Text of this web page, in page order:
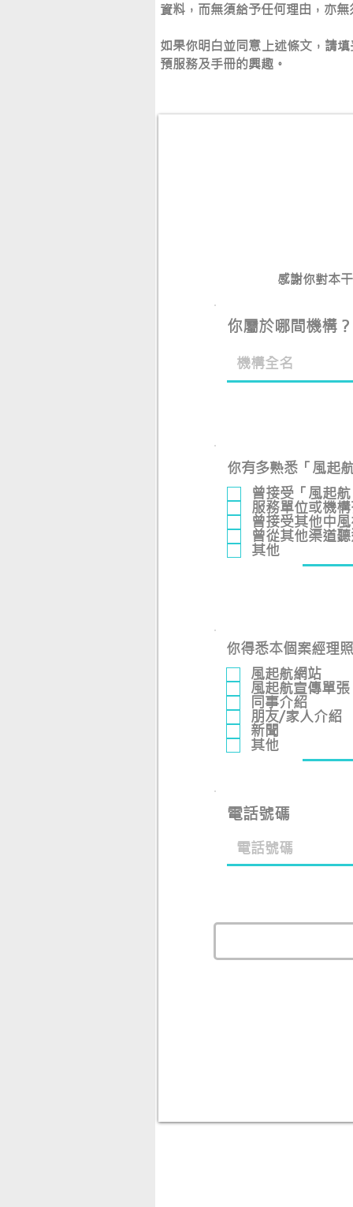
資料，而無須給予任何理由，亦
如果你明白並同意上述條文，請
預服務及手冊的興趣。
感謝你對本
你屬於哪間機構？
你有多熟悉「風起
曾接受「風起
服務單位或機
曾接受其他中
曾從其他渠道
其他
你得悉本個案經理
風起航網站
風起航宣傳單張
同事介紹
朋友/家人介紹
新聞
其他
電話號碼